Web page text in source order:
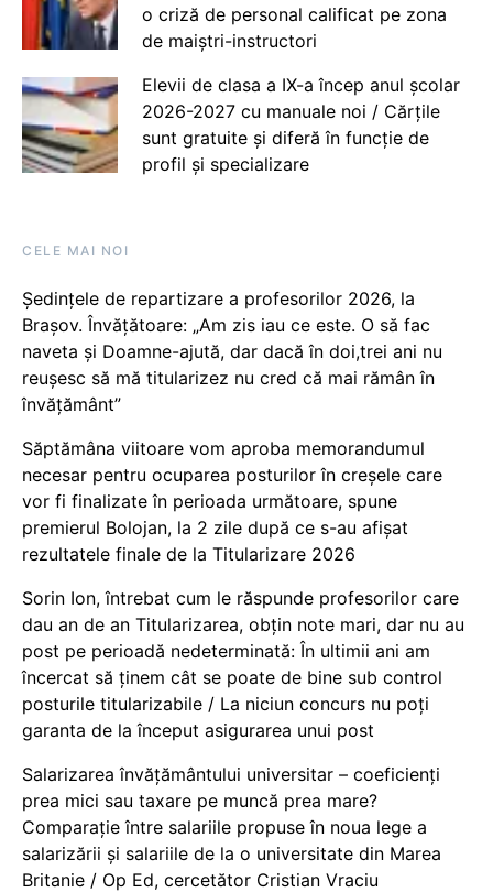
o criză de personal calificat pe zona
de maiștri-instructori
Elevii de clasa a IX-a încep anul școlar
2026-2027 cu manuale noi / Cărțile
sunt gratuite și diferă în funcție de
profil și specializare
CELE MAI NOI
Ședințele de repartizare a profesorilor 2026, la
Brașov. Învățătoare: „Am zis iau ce este. O să fac
naveta și Doamne-ajută, dar dacă în doi,trei ani nu
reușesc să mă titularizez nu cred că mai rămân în
învățământ”
Săptămâna viitoare vom aproba memorandumul
necesar pentru ocuparea posturilor în creșele care
vor fi finalizate în perioada următoare, spune
premierul Bolojan, la 2 zile după ce s-au afișat
rezultatele finale de la Titularizare 2026
Sorin Ion, întrebat cum le răspunde profesorilor care
dau an de an Titularizarea, obțin note mari, dar nu au
post pe perioadă nedeterminată: În ultimii ani am
încercat să ținem cât se poate de bine sub control
posturile titularizabile / La niciun concurs nu poți
garanta de la început asigurarea unui post
Salarizarea învățământului universitar – coeficienți
prea mici sau taxare pe muncă prea mare?
Comparație între salariile propuse în noua lege a
salarizării și salariile de la o universitate din Marea
Britanie / Op Ed, cercetător Cristian Vraciu